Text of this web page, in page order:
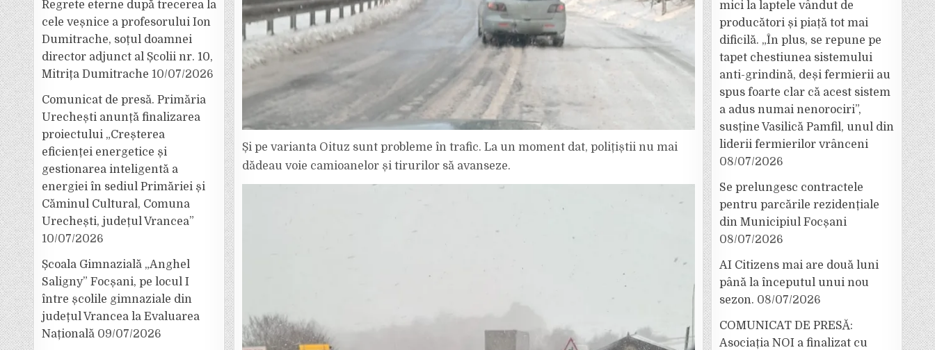
Și pe varianta Oituz sunt probleme în trafic. La un moment dat, polițiștii nu mai
dădeau voie camioanelor și tirurilor să avanseze.
Regrete eterne după trecerea la
cele veșnice a profesorului Ion
Dumitrache, soțul doamnei
director adjunct al Școlii nr. 10,
Mitrița Dumitrache 10/07/2026
Comunicat de presă. Primăria
Urechești anunță finalizarea
proiectului „Creșterea
eficienței energetice și
gestionarea inteligentă a
energiei în sediul Primăriei și
Căminul Cultural, Comuna
Urechești, județul Vrancea”
10/07/2026
Școala Gimnazială „Anghel
Saligny” Focșani, pe locul I
între școlile gimnaziale din
județul Vrancea la Evaluarea
Națională 09/07/2026
mici la laptele vândut de
producători și piață tot mai
dificilă. „În plus, se repune pe
tapet chestiunea sistemului
anti-grindină, deși fermierii au
spus foarte clar că acest sistem
a adus numai nenorociri”,
susține Vasilică Pamfil, unul din
liderii fermierilor vrânceni
08/07/2026
Se prelungesc contractele
pentru parcările rezidențiale
din Municipiul Focșani
08/07/2026
AI Citizens mai are două luni
până la începutul unui nou
sezon. 08/07/2026
COMUNICAT DE PRESĂ:
Asociația NOI a finalizat cu